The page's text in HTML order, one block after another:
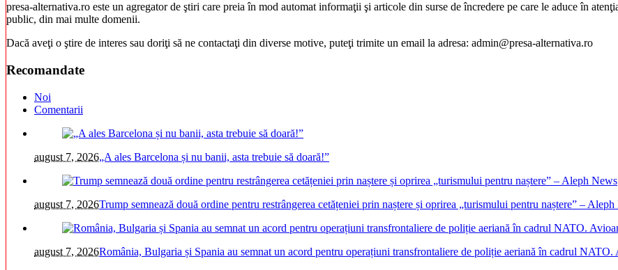
presa-alternativa.ro este un agregator de ştiri care preia în mod automat informaţii şi articole din surse de încredere pe care le aduce în
public, din mai multe domenii.
Dacă aveţi o ştire de interes sau doriţi să ne contactaţi din diverse motive, puteţi trimite un email la adresa: admin@presa-alternativa.ro
Recomandate
Noi
Comentarii
august 7, 2026„A ales Barcelona și nu banii, asta trebuie să doară!”
august 7, 2026Trump semnează două ordine pentru restrângerea cetățeniei prin naștere și oprirea „turismului pentru naștere” –
august 7, 2026România, Bulgaria și Spania au semnat un acord pentru operațiuni transfrontaliere de poliție aeriană în cadrul